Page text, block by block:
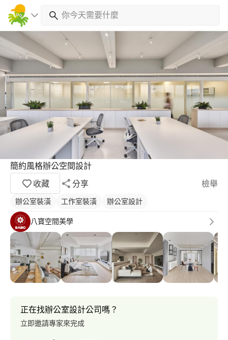
簡約風格辦公空間設計
收藏
分享 檢舉
辦公室裝潢 工作室裝潢 辦公室設計
八寶空間美學
正在找辦公室設計公司嗎？
立即邀請專家來完成